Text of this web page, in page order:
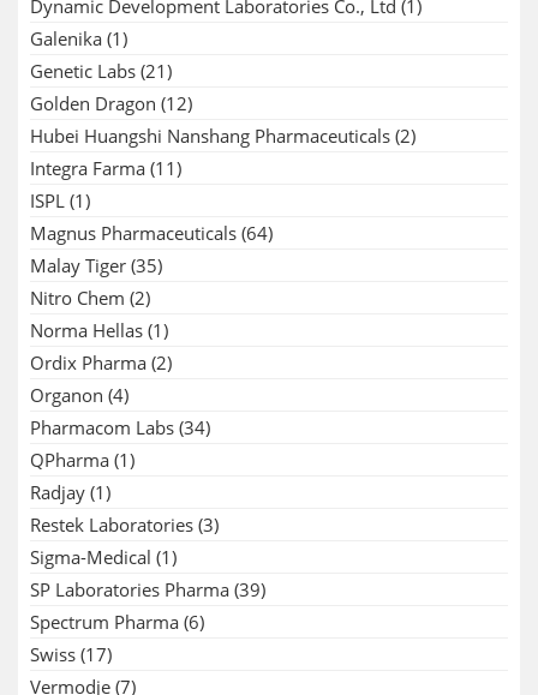
Dynamic Development Laboratories Co., Ltd (1)
Galenika (1)
Genetic Labs (21)
Golden Dragon (12)
Hubei Huangshi Nanshang Pharmaceuticals (2)
Integra Farma (11)
ISPL (1)
Magnus Pharmaceuticals (64)
Malay Tiger (35)
Nitro Chem (2)
Norma Hellas (1)
Ordix Pharma (2)
Organon (4)
Pharmacom Labs (34)
QPharma (1)
Radjay (1)
Restek Laboratories (3)
Sigma-Medical (1)
SP Laboratories Pharma (39)
Spectrum Pharma (6)
Swiss (17)
Vermodje (7)